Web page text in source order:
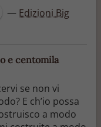
— Edizioni Big
e centomila
se non vi
E ch’io possa
a modo